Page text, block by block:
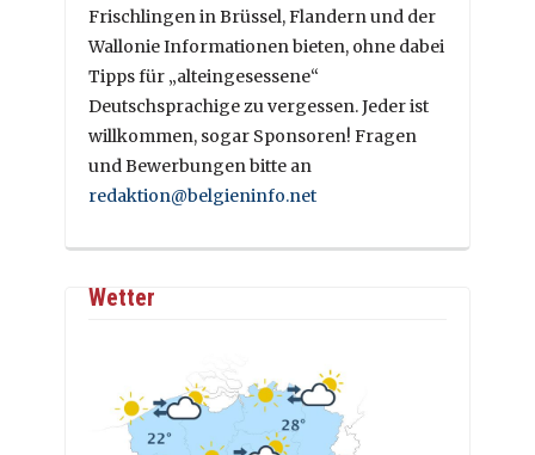
Frischlingen in Brüssel, Flandern und der
Wallonie Informationen bieten, ohne dabei
Tipps für „alteingesessene“
Deutschsprachige zu vergessen. Jeder ist
willkommen, sogar Sponsoren! Fragen
und Bewerbungen bitte an
redaktion@belgieninfo.net
Wetter